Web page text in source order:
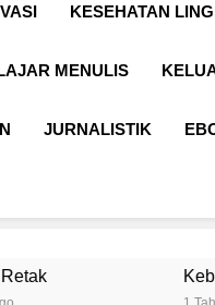
KESEHATAN
MENULIS
JURNALISTIK
Kebijaksanaan